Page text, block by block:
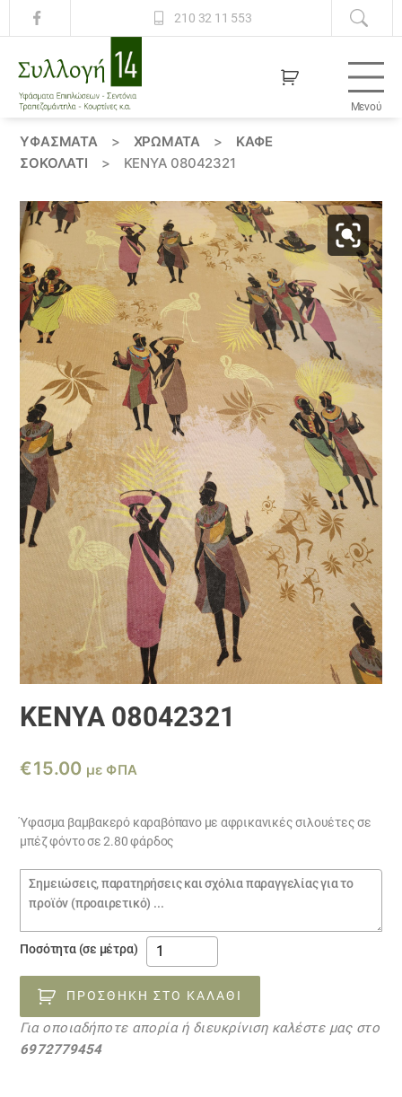
210 32 11 553
14
Μενού
ΥΦΆΣΜΑΤΑ > ΧΡΏΜΑΤΑ >
ΚΑΦΕ
ΣΟΚΟΛΑΤΙ
> ΚΕΝΥΑ 08042321
ΚΕΝΥΑ 08042321
€15.00 με ΦΠΑ
Ύφασμα βαμβακερό καραβόπανο με αφρικανικές σιλουέτες σε
μπέζ φόντο σε 2.80 φάρδος
Σημειώσεις
παραγγελίας
Ποσότητα (σε μέτρα)
ΚΕΝΥΑ
08042321
ποσότητα
ΠΡΟΣΘΉΚΗ ΣΤΟ ΚΑΛΆΘΙ
Για οποιαδήποτε απορία ή διευκρίνιση καλέστε μας στο
6972779454